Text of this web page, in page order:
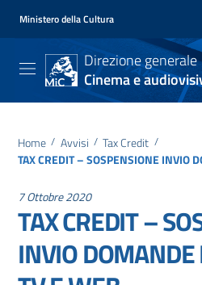
Ministero della Cultura
Direzione generale
Cinema e
Home / Avvisi / Tax Credit /
7 Ottobre 2020
TAX CREDIT –
INVIO